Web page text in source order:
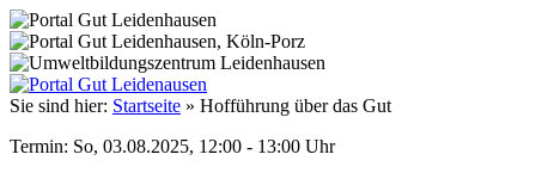
Sie sind hier: Startseite » Hofführung über das Gut
Termin: So, 03.08.2025, 12:00 - 13:00 Uhr